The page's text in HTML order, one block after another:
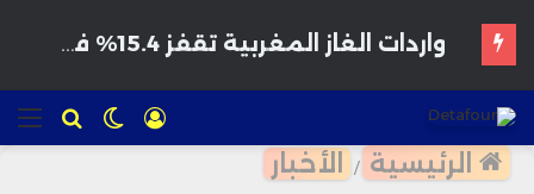
للبحث الوضع
المظلم
تسجيل
الدخول
الرئيسية / الأخبار